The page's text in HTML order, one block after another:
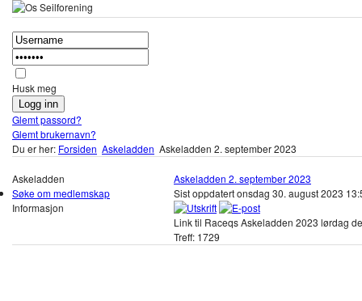
Husk meg
Glemt passord?
Glemt brukernavn?
Du er her: Forsiden Askeladden Askeladden 2. september 2023
Askeladden
Søke om medlemskap
Informasjon
Askeladden 2. september 2023
Sist oppdatert onsdag 30. august 2023
Link til Raceqs Askeladden 2023 lørdag
Treff: 1729